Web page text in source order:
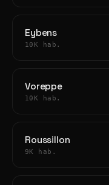
Eybens
10K hab.
Voreppe
10K hab.
Roussillon
9K hab.